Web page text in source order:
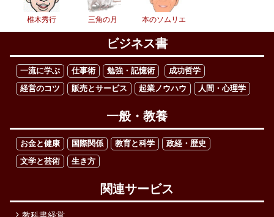
椎木秀行 三角の月 本のソムリエ
ビジネス書
一流に学ぶ 仕事術 勉強・記憶術
成功哲学
経営のコツ
販売とサービス 起業ノウハウ 人間・心理学
一般・教養
お金と健康 国際関係 教育と科学
政経・歴史
文学と芸術
生き方
関連サービス
教科書経営